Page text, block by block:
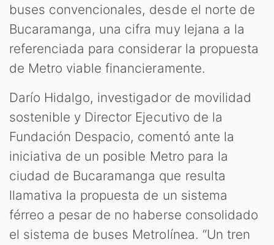
buses convencionales, desde el norte de
Bucaramanga, una cifra muy lejana a la
referenciada para considerar la propuesta
de Metro viable financieramente.
Darío Hidalgo, investigador de movilidad
sostenible y Director Ejecutivo de la
Fundación Despacio, comentó ante la
iniciativa de un posible Metro para la
ciudad de Bucaramanga que resulta
llamativa la propuesta de un sistema
férreo a pesar de no haberse consolidado
el sistema de buses Metrolínea. “Un tren